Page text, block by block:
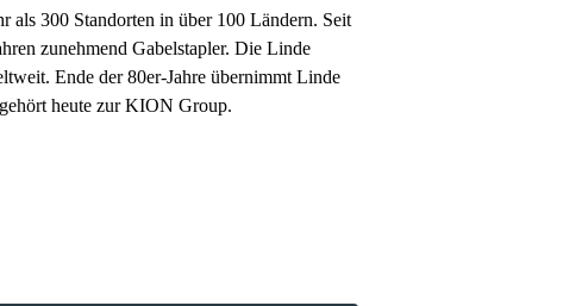
als 300 Standorten in über 100 Ländern. Seit
zunehmend Gabelstapler. Die Linde
Ende der 80er-Jahre übernimmt Linde
heute zur KION Group.